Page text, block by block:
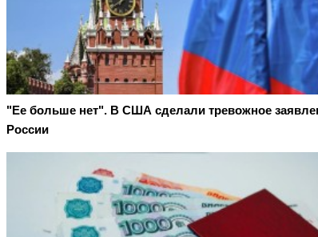
"Ее больше нет". В США сделали тревожное
России